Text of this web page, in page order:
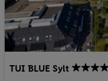
TUI BLUE Sylt